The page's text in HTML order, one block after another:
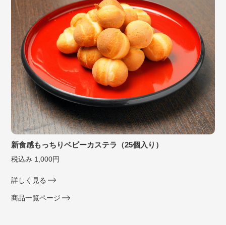
新食感もっちりベビーカステラ（25個入り）
税込み 1,000円
詳しく見る
商品一覧ページ